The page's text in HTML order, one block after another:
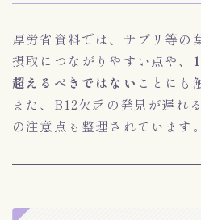
厚労省資料では、サプリ等の
摂取につながりやすい点や、
超えるべきではない ことにも
また、B12欠乏の発見が遅れ
の注意点も整理されています。